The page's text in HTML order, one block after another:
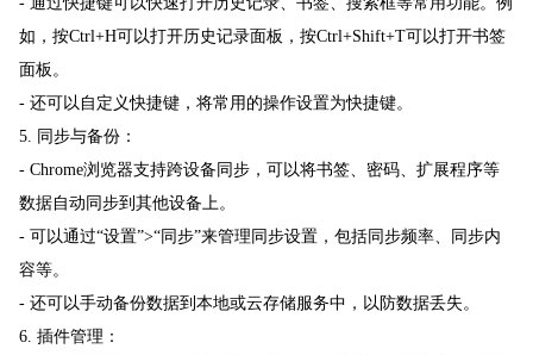
如，按Ctrl+H可以打开历史记录面板，按Ctrl+Shift+T可以打开书签
面板。
- 还可以自定义快捷键，将常用的操作设置为快捷键。
5. 同步与备份：
- Chrome浏览器支持跨设备同步，可以将书签、密码、扩展程序等
数据自动同步到其他设备上。
- 可以通过“设置”>“同步”来管理同步设置，包括同步频率、同步内
容等。
- 还可以手动备份数据到本地或云存储服务中，以防数据丢失。
6. 插件管理：